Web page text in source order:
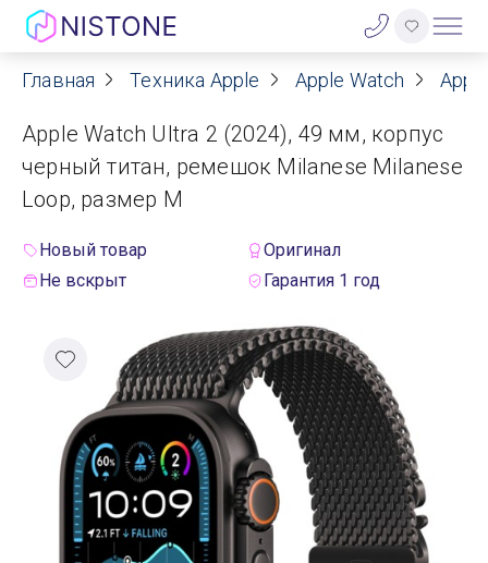
Акции
О нас
Блог
Договор оферты
Контакты
Гарантия
Оплата
Доставка
Главная Техника Apple Apple Watch
Apple Watch Ultra 2 (2024), 49 мм, корпус
черный титан, ремешок Milanese Milanese
Loop, размер M
Новый товар
Оригинал
Не вскрыт
Гарантия 1 год